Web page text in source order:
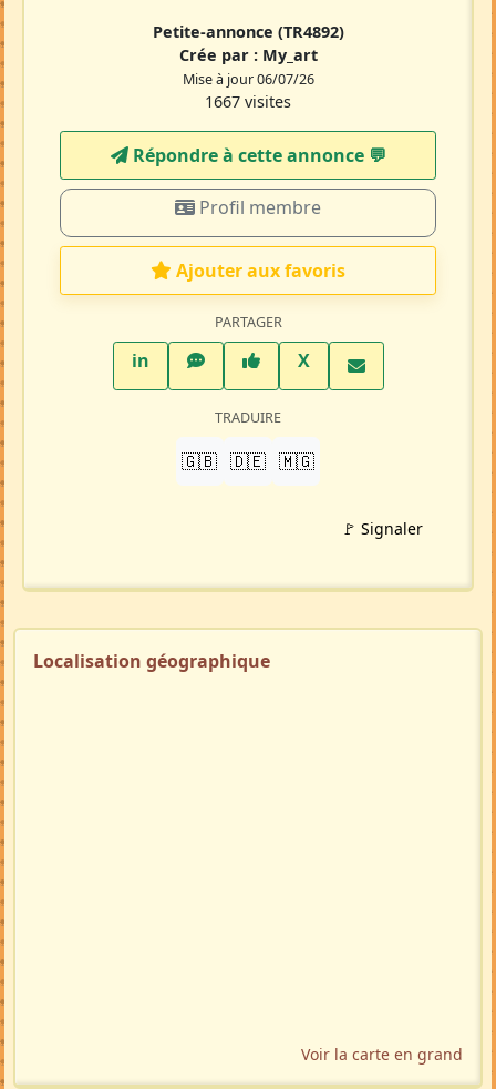
Petite-annonce (TR4892)
Crée par : My_art
Mise à jour 06/07/26
1667 visites
Répondre à cette annonce 💬​
Profil membre
Ajouter aux favoris
PARTAGER
inLinkedInWhatsAppFacebook
XTwitter X
TRADUIRE
🇬🇧 🇩🇪 🇲🇬
🚩 Signaler
Localisation géographique
Voir la carte en grand